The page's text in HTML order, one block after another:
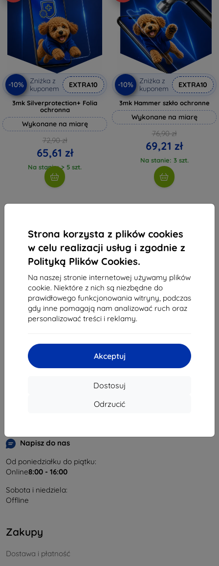
Strona korzysta z plików cookies
w celu realizacji usług i zgodnie z
Polityką Plików Cookies.
Na naszej stronie internetowej używamy plików
cookie. Niektóre z nich są niezbędne do
prawidłowego funkcjonowania witryny, podczas
gdy inne pomagają nam analizować ruch oraz
personalizować treści i reklamy.
Akceptuj
Dostosuj
Odrzucić
-10%
Zniżka z
kuponem
EXTRA10
3mk Silverprotection+ Folia
ochronna
Wykonane na miarę
72,90 zł
65,61 zł
Na stanie: > 5 szt.
-10%
Zniżka z
kuponem
EXTRA10
3mk Hammer szkło ochronne
Wykonane na miarę
76,90 zł
69,21 zł
Na stanie: 3 szt.
Shield-Sk s.r.o.
841 04 Bratislava
REGON:
SK2023549671
Napisz do nas
Od poniedziałku do piątku:
Online8:00 - 16:00
Sobota i niedziela:
Offline
Zakupy
Dostawa i płatność